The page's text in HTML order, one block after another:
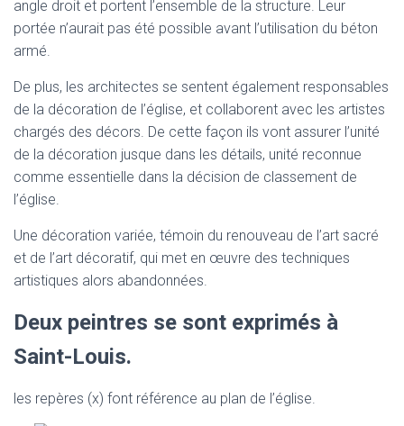
angle droit et portent l’ensemble de la structure. Leur
portée n’aurait pas été possible avant l’utilisation du béton
armé.
De plus, les architectes se sentent également responsables
de la décoration de l’église, et collaborent avec les artistes
chargés des décors. De cette façon ils vont assurer l’unité
de la décoration jusque dans les détails, unité reconnue
comme essentielle dans la décision de classement de
l’église.
Une décoration variée, témoin du renouveau de l’art sacré
et de l’art décoratif, qui met en œuvre des techniques
artistiques alors abandonnées.
Deux peintres se sont exprimés à
Saint-Louis.
les repères (x) font référence au plan de l’église.